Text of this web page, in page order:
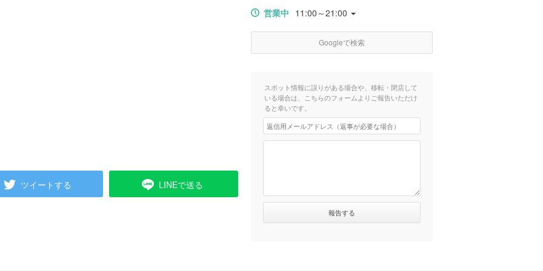
ツイートする LINEで送る
営業中 11:00～21:00
Googleで検索
スポット情報に誤りがある場合や、移転・閉店して
いる場合は、こちらのフォームよりご報告いただけ
ると幸いです。